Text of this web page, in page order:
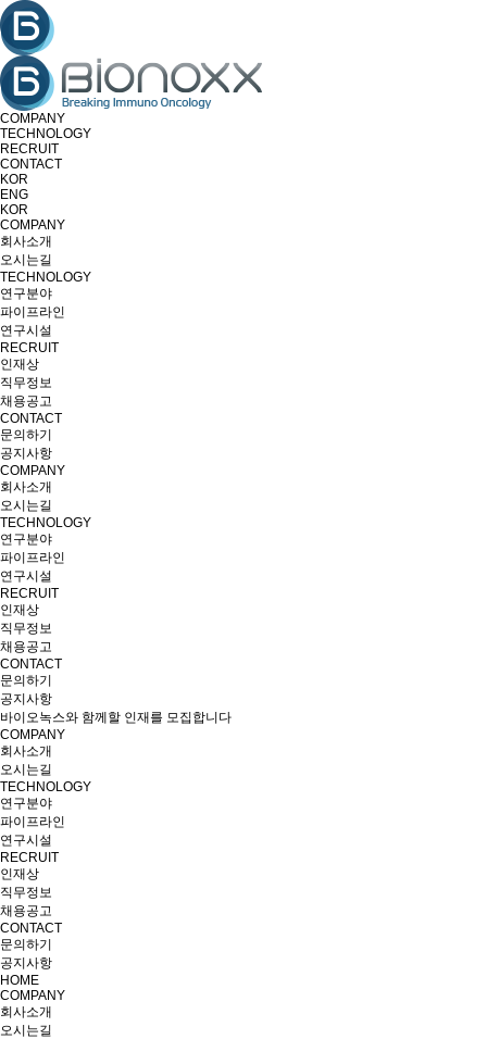
COMPANY
TECHNOLOGY
RECRUIT
CONTACT
KOR
ENG
KOR
COMPANY
회사소개
오시는길
TECHNOLOGY
연구분야
파이프라인
연구시설
RECRUIT
인재상
직무정보
채용공고
CONTACT
문의하기
공지사항
COMPANY
회사소개
오시는길
TECHNOLOGY
연구분야
파이프라인
연구시설
RECRUIT
인재상
직무정보
채용공고
CONTACT
문의하기
공지사항
바이오녹스와 함께할 인재를 모집합니다
COMPANY
회사소개
오시는길
TECHNOLOGY
연구분야
파이프라인
연구시설
RECRUIT
인재상
직무정보
채용공고
CONTACT
문의하기
공지사항
HOME
COMPANY
회사소개
오시는길